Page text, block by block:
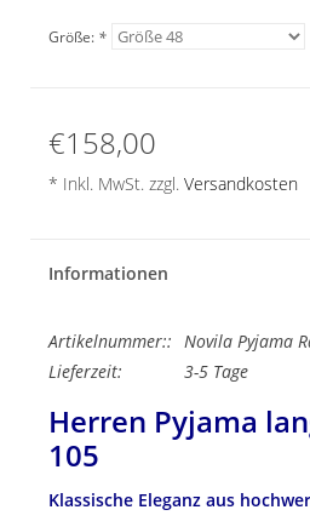
Größe: *
€158,00
* Inkl. MwSt. zzgl. Versandkosten
Informationen
Artikelnummer:: Novila Pyjama
Lieferzeit:
3-5 Tage
Herren Pyjama
105
Klassische Eleganz aus